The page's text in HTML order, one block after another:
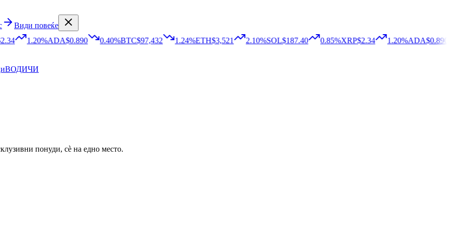
Види повеќе
1.20%ADA$0.890 0.40%BTC$97,432 1.24%ETH$3,521 2.10%SOL$187.40 0.85%XRP$2.34 1.20%ADA$0.890
ВОДИЧИ
понуди, сè на едно место.